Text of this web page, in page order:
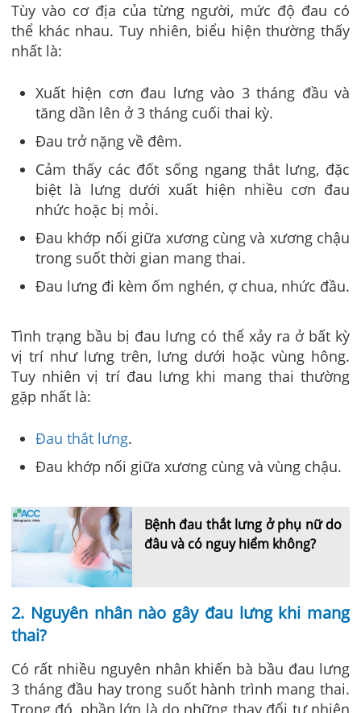
Tùy vào cơ địa của từng người, mức độ đau có
thể khác nhau. Tuy nhiên, biểu hiện thường thấy
nhất là:
Xuất hiện cơn đau lưng vào 3 tháng đầu và
tăng dần lên ở 3 tháng cuối thai kỳ.
Đau trở nặng về đêm.
Cảm thấy các đốt sống ngang thắt lưng, đặc
biệt là lưng dưới xuất hiện nhiều cơn đau
nhức hoặc bị mỏi.
Đau khớp nối giữa xương cùng và xương chậu
trong suốt thời gian mang thai.
Đau lưng đi kèm ốm nghén, ợ chua, nhức đầu.
Tình trạng bầu bị đau lưng có thể xảy ra ở bất kỳ
vị trí như lưng trên, lưng dưới hoặc vùng hông.
Tuy nhiên vị trí đau lưng khi mang thai thường
gặp nhất là:
Đau thắt lưng.
Đau khớp nối giữa xương cùng và vùng chậu.
Bệnh đau thắt lưng ở phụ nữ do
đâu và có nguy hiểm không?
2. Nguyên nhân nào gâyđau lưng khi mang
thai?
Có rất nhiều nguyên nhân khiến bà bầu đau lưng
3 tháng đầu hay trong suốt hành trình mang thai.
Trong đó, phần lớn là do những thay đổi tự nhiên